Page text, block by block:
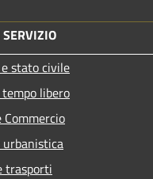
SERVIZIO
stato civile
libero
Commercio
urbanistica
trasporti